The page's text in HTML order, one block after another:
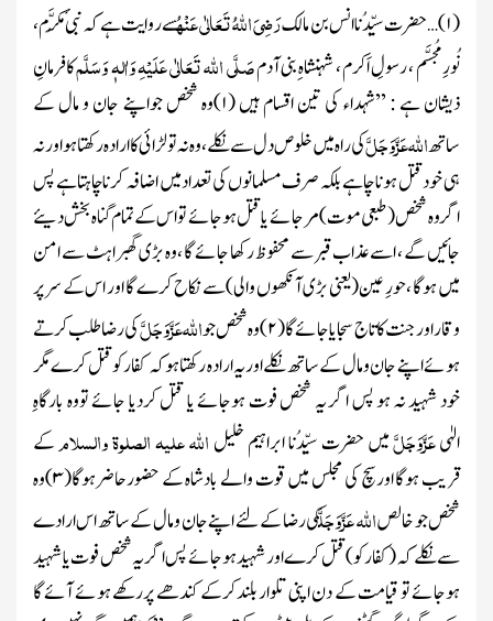
(۱)… حضرت سیِّدُنا انس بن مالکرَضِیَ اللہُ تَعَالٰی عَنْہُسے روایت ہے کہ نبی ٔمُکَرَّم ،
نُورِ مُجسَّم ، رسولِ اَکرم ، شہنشاہ ِبنی آدمصَلَّی اللہ تَعَالٰی عَلَیْہِ وَاٰلہٖ وَسَلَّمکافرمانِ
ذیشان ہے : ’’شہداء کی تین اقسام ہیں (۱) وہ شخص جواپنے جان و مال کے
ساتھاللہعَزَّوَجَلَّکی راہ میں خلوص دل سے نکلے ، وہ نہ تو لڑائی کاارادہ رکھتاہو اورنہ
ہی خودقتل ہونا چاہے بلکہ صرف مسلمانوں کی تعدادمیں اضافہ کرناچاہتاہے پس
اگر وہ شخص( طبعی موت)مرجائے یا قتل ہوجائے تواس کے تمام گناہ بخش دیئے
جائیں گے ، اسے عذاب قبر سے محفوظ رکھا جائے گا ، وہ بڑی گھبراہٹ سے امن
میں ہوگا ، حورِ عین(یعنی بڑی آنکھوں والی)سے نکاح کرے گا اور اس کے سر پر
وقاراورجنت کا تاج سجایاجائے گا(۲) وہ شخص جواللہعَزَّوَجَلَّکی رضاطلب کرتے
ہوئے اپنے جان و مال کے ساتھ نکلے اوریہ ارادہ رکھتا ہو کہ کفارکوقتل کرے مگر
خود شہید نہ ہو پس اگر یہ شخصفوت ہوجائے یا قتل کردیا جائے تووہ بارگاہِ
الہٰیعَزَّوَجَلَّمیں حضرت سیِّدُنا ابراہیم خلیلاللہعلیہ الصلوۃ والسلامکے
قریب ہوگا اورسچ کی مجلس میں قوت والے بادشاہ کے حضورحاضرہوگا(۳) وہ
شخص جو خالصاللہعَزَّوَجَلَّکی رضا کے لئے اپنے جان و مال کے ساتھ اس ارادے
سے نکلے کہ(کفارکو)قتل کرے اور شہید ہوجائے پس اگر یہ شخص فوت یا شہید
ہوجائے تو قیامت کے دن اپنی تلوار بلندکرکے کندھے پررکھے ہوئے آئے گا